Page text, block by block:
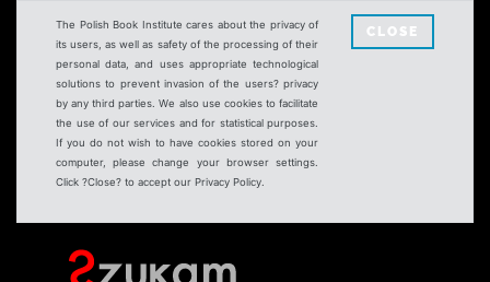
The Polish Book Institute cares about the privacy of
its users, as well as safety of the processing of their
personal data, and uses appropriate technological
solutions to prevent invasion of the users? privacy
by any third parties. We also use cookies to facilitate
the use of our services and for statistical purposes.
If you do not wish to have cookies stored on your
computer, please change your browser settings.
Click ?Close? to accept our Privacy Policy.
CLOSE